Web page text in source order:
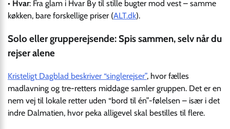
• Hvar: Fra glam i Hvar By til stille bugter mod vest – samme
køkken, bare forskellige priser (ALT.dk).
Solo eller grupperejsende: Spis sammen, selv når du
rejser alene
Kristeligt Dagblad beskriver “singlerejser”, hvor fælles
madlavning og tre-retters middage samler gruppen. Det er en
nem vej til lokale retter uden “bord til én”-følelsen – især i det
indre Dalmatien, hvor peka alligevel skal bestilles til flere.